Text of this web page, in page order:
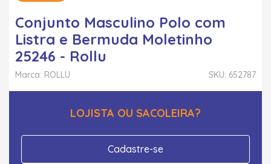
Conjunto Masculino Polo com
Listra e Bermuda Moletinho
25246 - Rollu
SKU: 652787
Marca: ROLLU
LOJISTA OU SACOLEIRA?
Cadastre-se